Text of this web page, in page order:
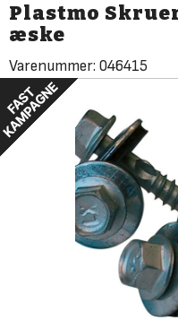
Plastmo
æske
Varenummer: 046415